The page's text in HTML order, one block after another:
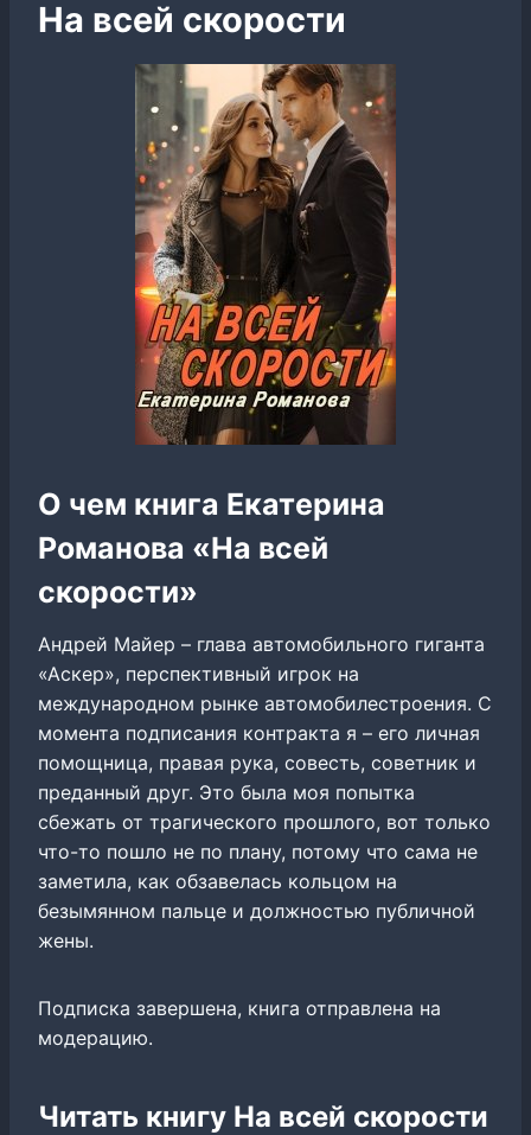
На всей скорости
О чем книга Екатерина
Романова «На всей
скорости»
Андрей Майер – глава автомобильного гиганта
«Аскер», перспективный игрок на
международном рынке автомобилестроения. С
момента подписания контракта я – его личная
помощница, правая рука, совесть, советник и
преданный друг. Это была моя попытка
сбежать от трагического прошлого, вот только
что-то пошло не по плану, потому что сама не
заметила, как обзавелась кольцом на
безымянном пальце и должностью публичной
жены.
Подписка завершена, книга отправлена на
модерацию.
Читать книгу На всей скорости